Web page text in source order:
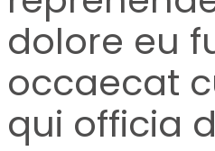
dolore eu
occaecat
qui officia